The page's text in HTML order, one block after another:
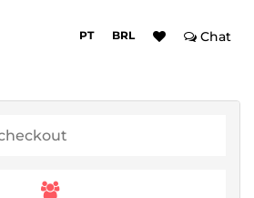
PT BRL Chat